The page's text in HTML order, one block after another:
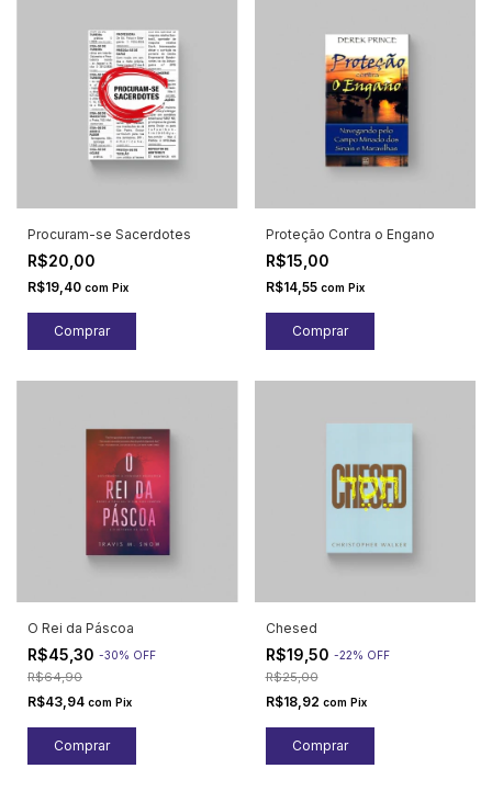
Procuram-se Sacerdotes
R$20,00
R$19,40 com Pix
Proteção Contra o Engano
R$15,00
R$14,55 com Pix
O Rei da Páscoa
R$45,30 -30% OFF
R$64,90
R$43,94 com Pix
Chesed
R$19,50 -22% OFF
R$25,00
R$18,92 com Pix